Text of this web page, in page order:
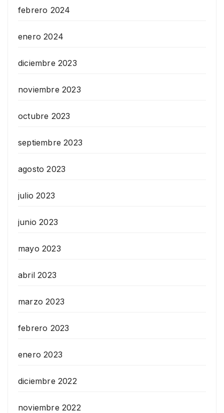
febrero 2024
enero 2024
diciembre 2023
noviembre 2023
octubre 2023
septiembre 2023
agosto 2023
julio 2023
junio 2023
mayo 2023
abril 2023
marzo 2023
febrero 2023
enero 2023
diciembre 2022
noviembre 2022